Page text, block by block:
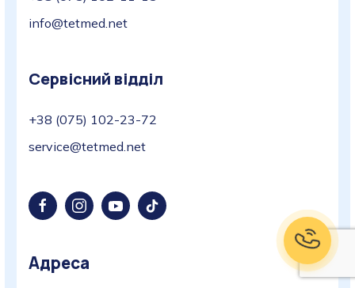
info@tetmed.net
Сервісний відділ
+38 (075) 102-23-72
service@tetmed.net
Адреса